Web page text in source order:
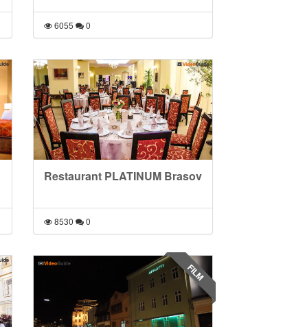
6055 0
Restaurant PLATINUM Brasov
8530 0
FILM